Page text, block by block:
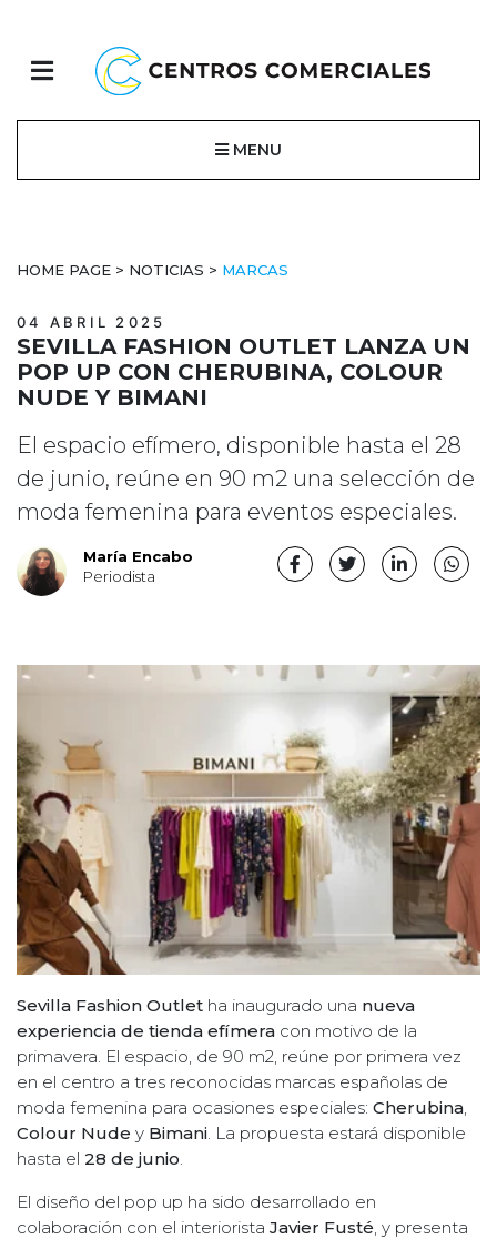
MENU
HOME PAGE > NOTICIAS > MARCAS
04 ABRIL 2025
SEVILLA FASHION OUTLET LANZA UN
POP UP CON CHERUBINA, COLOUR
NUDE Y BIMANI
El espacio efímero, disponible hasta el 28
de junio, reúne en 90 m2 una selección de
moda femenina para eventos especiales.
María Encabo
Periodista
Sevilla Fashion Outlet ha inaugurado una nueva
experiencia de tienda efímera con motivo de la
primavera. El espacio, de 90 m2, reúne por primera vez
en el centro a tres reconocidas marcas españolas de
moda femenina para ocasiones especiales: Cherubina,
Colour Nude y Bimani. La propuesta estará disponible
hasta el 28 de junio.
El diseño del pop up ha sido desarrollado en
colaboración con el interiorista Javier Fusté, y presenta